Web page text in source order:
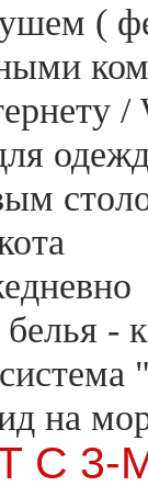
(
белья
на
С